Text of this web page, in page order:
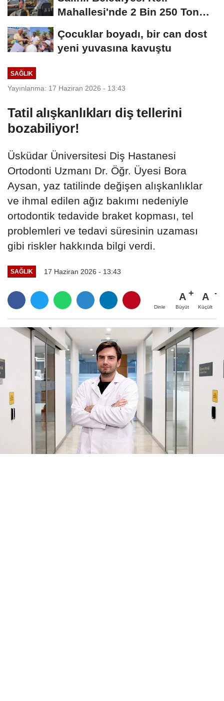
Mahallesi'nde 2 Bin 250 Ton
Çocuklar boyadı, bir can dost
yeni yuvasına kavuştu
SAĞLIK
Yayınlanma: 17 Haziran 2026 - 13:43
Tatil alışkanlıkları diş tellerini
bozabiliyor!
Üsküdar Üniversitesi Diş Hastanesi
Ortodonti Uzmanı Dr. Öğr. Üyesi Bora
Aysan, yaz tatilinde değişen alışkanlıklar
ve ihmal edilen ağız bakımı nedeniyle
ortodontik tedavide braket kopması, tel
problemleri ve tedavi süresinin uzaması
gibi riskler hakkında bilgi verdi.
SAĞLIK 17 Haziran 2026 - 13:43
Dinle
A
Büyüt
A
Küçült